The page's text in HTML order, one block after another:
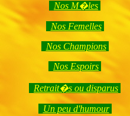
Nos M�les
Nos Femelles
Nos Champions
Nos Espoirs
Retrait�s ou disparus
Un peu d'humour